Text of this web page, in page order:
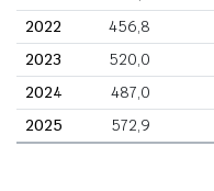
2022
456,8
2023
520,0
2024
487,0
2025
572,9